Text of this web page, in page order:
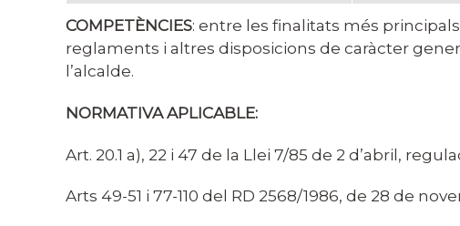
COMPETÈNCIES: entre les finalitats més
reglaments i altres disposicions de caràcter
l’alcalde.
NORMATIVA APLICABLE:
Art. 20.1 a), 22 i 47 de la Llei 7/85 de 2 d’abril,
Arts 49-51 i 77-110 del RD 2568/1986, de 28 de